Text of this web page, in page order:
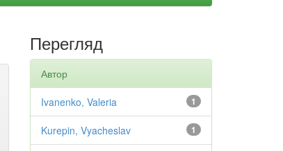
Перегляд
Автор
1
Ivanenko, Valeria
1
Kurepin, Vyacheslav